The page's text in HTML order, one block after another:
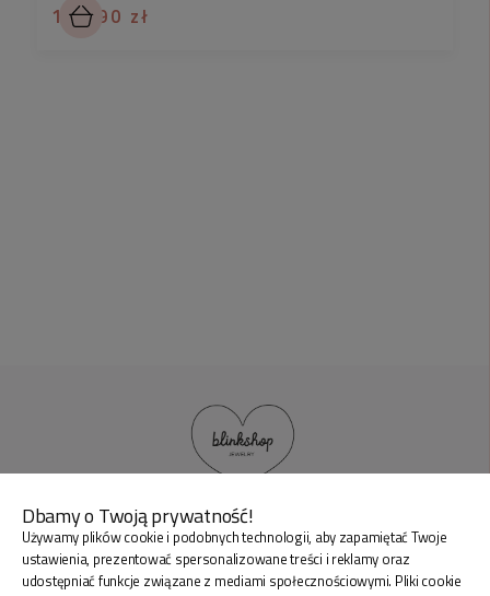
169,90 zł
BLINK SHOP Joanna Pradellok, Dominów ul. Brylantowa
18 20-388 Lublin Polska
Dbamy o Twoją prywatność!
Używamy plików cookie i podobnych technologii, aby zapamiętać Twoje
ustawienia, prezentować spersonalizowane treści i reklamy oraz
udostępniać funkcje związane z mediami społecznościowymi. Pliki cookie